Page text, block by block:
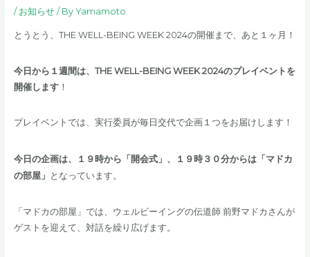
/ お知らせ/ By Yamamoto
とうとう、THE WELL-BEING WEEK 2024の開催まで、あと１ヶ月！
今日から１週間は、THE WELL-BEING WEEK 2024のプレイベントを
開催します！
プレイベントでは、実行委員が毎日交代で企画１つをお届けします！
今日の企画は、１９時から「開会式」、１９時３０分からは「マドカ
の部屋」 となっています。
「マドカの部屋」では、ウェルビーイングの伝道師 前野マドカさんが
ゲストを迎えて、対話を繰り広げます。